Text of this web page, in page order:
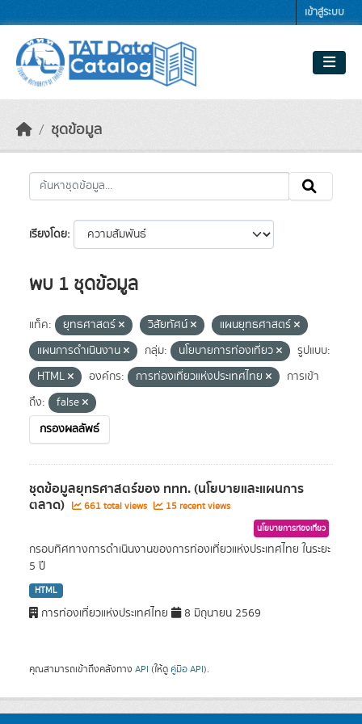
เข้าสู่ระบบ
ชุดข้อมูล
เรียงโดย
พบ 1 ชุดข้อมูล
แท็ค: ยุทธศาสตร์ วิสัยทัศน์
แผนยุทธศาสตร์
แผนการดำเนินงาน
กลุ่ม: นโยบายการท่องเที่ยว
รูปแบบ:
HTML
องค์กร: การท่องเที่ยวแห่งประเทศไทย
การเข้า
ถึง:
false
กรองผลลัพธ์
ชุดข้อมูลยุทธศาสตร์ของ ททท. (นโยบายและแผนการ
ตลาด) 661 total views 15 recent views
นโยบายการท่องเที่ยว
กรอบทิศทางการดำเนินงานของการท่องเที่ยวแห่งประเทศไทย ในระยะ
5 ปี
HTML
การท่องเที่ยวแห่งประเทศไทย 8 มิถุนายน 2569
คุณสามารถเข้าถึงคลังทาง API (ให้ดู คู่มือ API).